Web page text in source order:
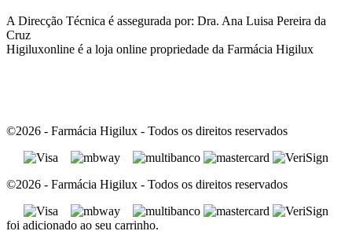
A Direcção Técnica é assegurada por: Dra. Ana Luisa Pereira da
Cruz
Higiluxonline é a loja online propriedade da Farmácia Higilux
©2026 - Farmácia Higilux - Todos os direitos reservados
©2026 - Farmácia Higilux - Todos os direitos reservados
foi adicionado ao seu carrinho.